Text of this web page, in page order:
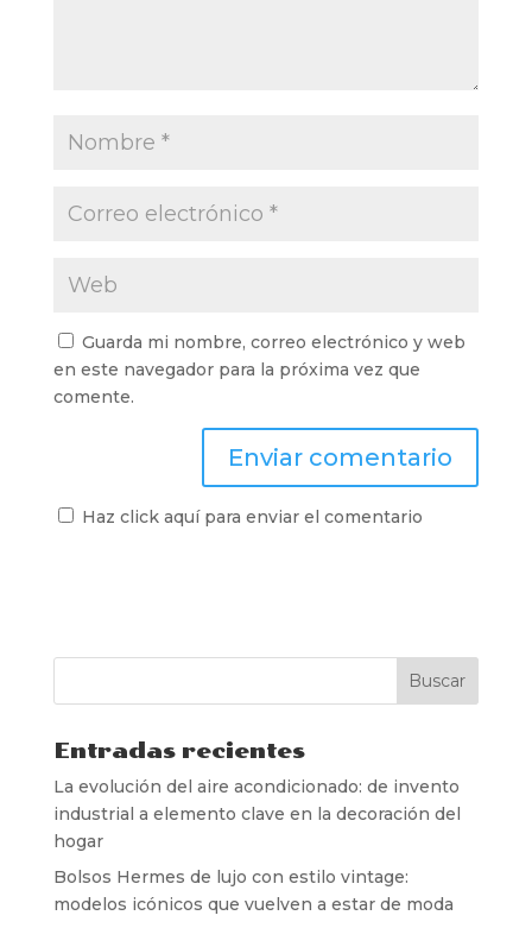
Guarda mi nombre, correo electrónico y web
en este navegador para la próxima vez que
comente.
Haz click aquí para enviar el comentario
Entradas recientes
La evolución del aire acondicionado: de invento
industrial a elemento clave en la decoración del
hogar
Bolsos Hermes de lujo con estilo vintage:
modelos icónicos que vuelven a estar de moda